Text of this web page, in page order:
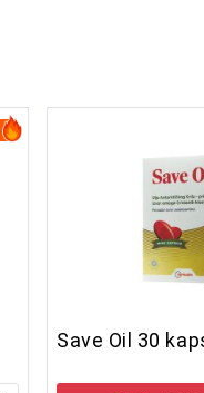
Save Oil 30